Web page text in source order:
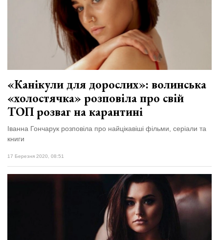
«Канікули для дорослих»: волинська
«холостячка» розповіла про свій
ТОП розваг на карантині
Іванна Гончарук розповіла про найцікавіші фільми, серіали та
книги
17 Березня 2020, 08:51